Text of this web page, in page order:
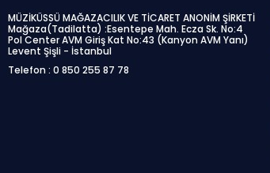
MÜZİKÜSSÜ MAĞAZACILIK VE TİCARET ANONİM ŞİRKETİ
Mağaza(Tadilatta) :Esentepe Mah. Ecza Sk. No:4
Pol Center AVM Giriş Kat No:43 (Kanyon AVM Yanı)
Levent Şişli - İstanbul
Telefon : 0 850 255 87 78